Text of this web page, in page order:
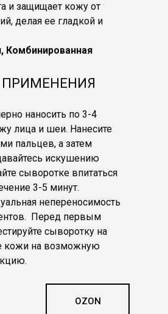
OZON
ПРИМЕНЕНИЯ
наносить по 3-4
лица и шеи. Нанесите
пальцев, а затем
искушению
сыворотке впитаться
3-5 минут.
непереносимость
Перед первым
сыворотку на
кожи на возможную
и защищает кожу от
делая ее гладкой и
Комбинированная